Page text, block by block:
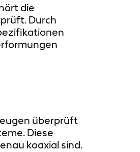
die
Durch
überprüft
Diese
koaxial sind.